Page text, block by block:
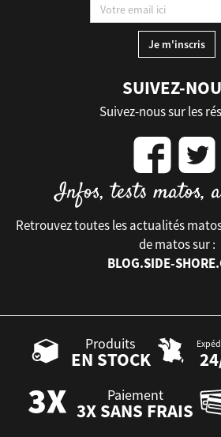
SUIVEZ-
Suivez-nous sur les
Retrouvez toutes les actualités
de matos sur :
BLOG.SIDE-
Produits
EN STOCK
Paiement
3X SANS FRAIS